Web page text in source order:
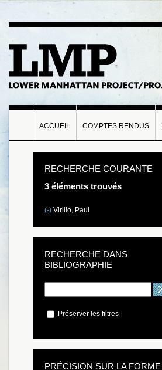
ACCUEIL COMPTES RENDUS
RECHERCHE COURANTE
3 éléments trouvés
(-) Virilio, Paul
RECHERCHE DANS
BIBLIOGRAPHIE
Préserver les filtres
PRÉCISION SUR LA FORME